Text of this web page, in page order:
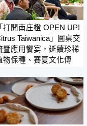
打開南庄橙 OPEN UP!
Taiwanica」圓桌交
暨應用饗宴，延續珍稀
物保種、賽夏文化傳